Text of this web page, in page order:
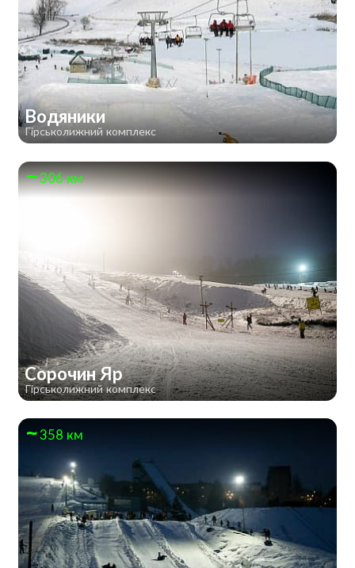
Водяники
Гірськолижний комплекс
306 км
Сорочин Яр
Гірськолижний комплекс
358 км